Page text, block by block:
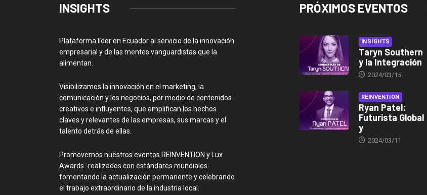
INSIGHTS
Plataforma líder en Ecuador al servicio de la innovación
empresarial y de las mentes vanguardistas que la
alimentan.
Visibilizamos la innovación en el marketing, la
comunicación y los negocios, por medio de contenidos
creativos e influyentes, que amplifican los hechos
claves y relevantes de las empresas, sus marcas y el
talento detrás de ellas.
Promovemos nuestros eventos REINVENTION y Lux
Awards -realizados con estándares mundiales-
fomentando la actualización permanente y celebrando
el trabajo extraordinario de la industria local.
PRÓXIMOS EVENTOS
INSIGHTS
Taryn Southern
y la Integración
2024/03/15
REINVENTION
Ryan Patel:
Futurista Global
y
2024/03/11